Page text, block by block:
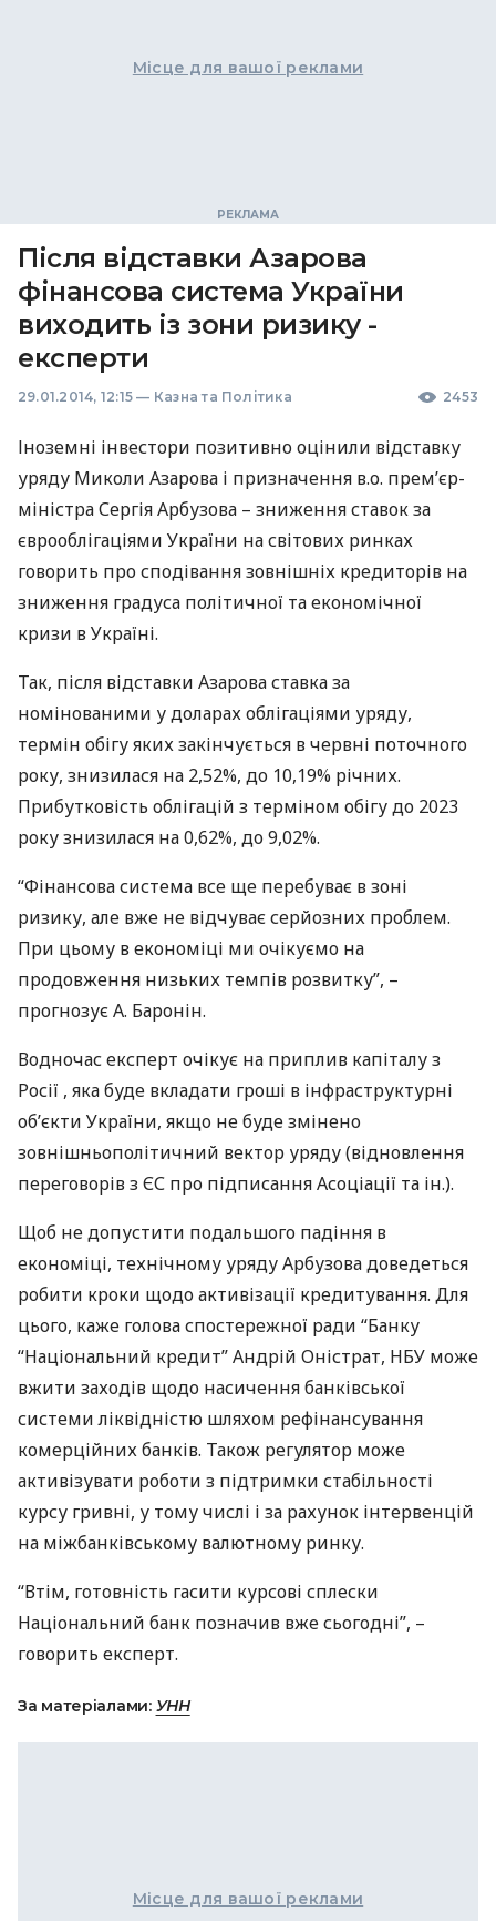
Місце для вашої реклами
Після відставки Азарова
фінансова система України
виходить із зони ризику -
експерти
29.01.2014, 12:15 — Казна та Політика 2453
Іноземні інвестори позитивно оцінили відставку
уряду Миколи Азарова і призначення в.о. прем’єр-
міністра Сергія Арбузова – зниження ставок за
єврооблігаціями України на світових ринках
говорить про сподівання зовнішніх кредиторів на
зниження градуса політичної та економічної
кризи в Україні.
Так, після відставки Азарова ставка за
номінованими у доларах облігаціями уряду,
термін обігу яких закінчується в червні поточного
року, знизилася на 2,52%, до 10,19% річних.
Прибутковість облігацій з терміном обігу до 2023
року знизилася на 0,62%, до 9,02%.
“Фінансова система все ще перебуває в зоні
ризику, але вже не відчуває серйозних проблем.
При цьому в економіці ми очікуємо на
продовження низьких темпів розвитку”, –
прогнозує А. Баронін.
Водночас експерт очікує на приплив капіталу з
Росії , яка буде вкладати гроші в інфраструктурні
об’єкти України, якщо не буде змінено
зовнішньополітичний вектор уряду (відновлення
переговорів з ЄС про підписання Асоціації та ін.).
Щоб не допустити подальшого падіння в
економіці, технічному уряду Арбузова доведеться
робити кроки щодо активізації кредитування. Для
цього, каже голова спостережної ради “Банку
“Національний кредит” Андрій Оністрат, НБУ може
вжити заходів щодо насичення банківської
системи ліквідністю шляхом рефінансування
комерційних банків. Також регулятор може
активізувати роботи з підтримки стабільності
курсу гривні, у тому числі і за рахунок інтервенцій
на міжбанківському валютному ринку.
“Втім, готовність гасити курсові сплески
Національний банк позначив вже сьогодні”, –
говорить експерт.
За матеріалами: УНН
Місце для вашої реклами